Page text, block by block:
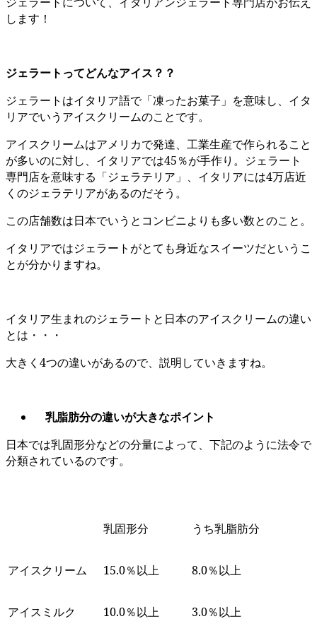
します！
ジェラートってどんなアイス？？
ジェラートはイタリア語で「凍ったお菓子」を意味し、イタ
リアでいうアイスクリームのことです。
アイスクリームはアメリカで発達、工業生産で作られること
が多いのに対し、イタリアでは45％が手作り。ジェラート
専門店を意味する「ジェラテリア」、イタリアには4万店近
くのジェラテリアがあるのだそう。
この店舗数は日本でいうとコンビニよりも多い数とのこと。
イタリアではジェラートがとても身近なスイーツだというこ
とが分かりますね。
イタリア生まれのジェラートと日本のアイスクリームの違い
とは・・・
大きく4つの違いがあるので、説明していきますね。
乳脂肪分の違いが大きなポイント
日本では乳固形分などの分量によって、下記のように法令で
分類されているのです。
乳固形分 うち乳脂肪分
アイスクリーム 15.0％以上 8.0％以上
アイスミルク 10.0％以上 3.0％以上